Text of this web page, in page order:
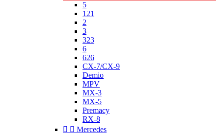
5
121
2
3
323
6
626
CX-7/CX-9
Demio
MPV
MX-3
MX-5
Premacy
RX-8
  Mercedes